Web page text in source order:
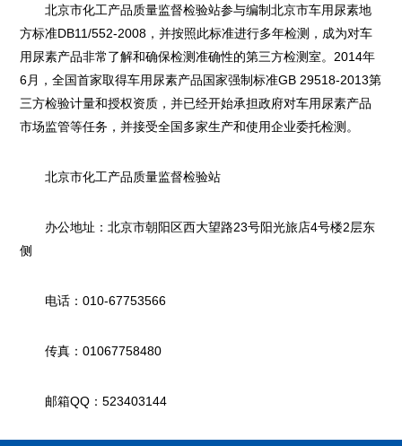
北京市化工产品质量监督检验站参与编制北京市车用尿素地
方标准DB11/552-2008，并按照此标准进行多年检测，成为对车
用尿素产品非常了解和确保检测准确性的第三方检测室。2014年
6月，全国首家取得车用尿素产品国家强制标准GB 29518-2013第
三方检验计量和授权资质，并已经开始承担政府对车用尿素产品
市场监管等任务，并接受全国多家生产和使用企业委托检测。
北京市化工产品质量监督检验站
办公地址：北京市朝阳区西大望路23号阳光旅店4号楼2层东
侧
电话：010-67753566
传真：01067758480
邮箱QQ：523403144